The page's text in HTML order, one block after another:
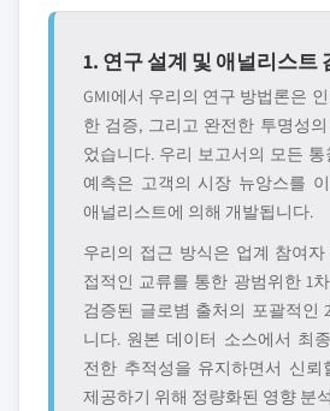
1. 연구 설계 및 애널리스트
GMI에서 우리의 연구 방법론은
한 검증, 그리고 완전한 투명성
었습니다. 우리 보고서의 모든
예측은 고객의 시장 뉴앙스를
애널리스트에 의해 개발됩니다.
우리의 접근 방식은 업계 참여
접적인 교류를 통한 광범위한 1
검증된 글로볌 출처의 포괄적인
니다. 원본 데이터 소스에서 최
전한 추적성을 유지하면서 신
제공하기 위해 정량화된 영향 분